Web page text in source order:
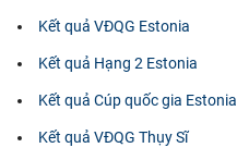
Kết quả VĐQG Estonia
Kết quả Hạng 2 Estonia
Kết quả Cúp quốc gia Estonia
Kết quả VĐQG Thụy Sĩ